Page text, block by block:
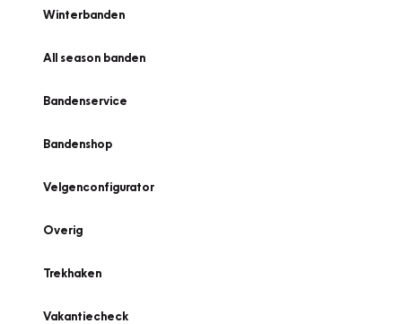
Winterbanden
All season banden
Bandenservice
Bandenshop
Velgenconfigurator
Overig
Trekhaken
Vakantiecheck